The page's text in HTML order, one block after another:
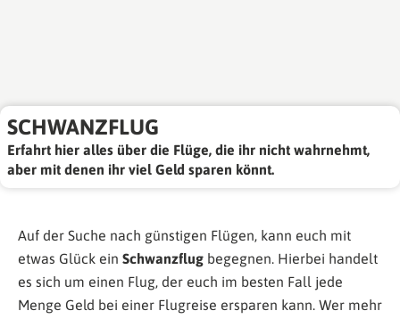
SCHWANZFLUG
Erfahrt hier alles über die Flüge, die ihr nicht wahrnehmt,
aber mit denen ihr viel Geld sparen könnt.
Auf der Suche nach günstigen Flügen, kann euch mit
etwas Glück ein Schwanzflug begegnen. Hierbei handelt
es sich um einen Flug, der euch im besten Fall jede
Menge Geld bei einer Flugreise ersparen kann. Wer mehr